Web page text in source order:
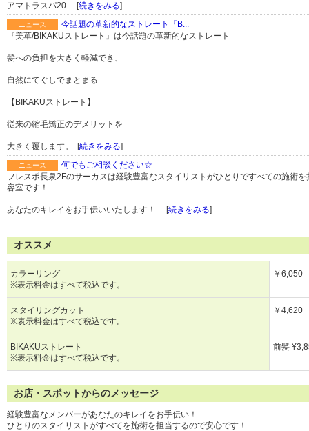
アマトラスパ20... [続きをみる]
ニュース
今話題の革新的なストレート『B...
『美革/BIKAKUストレート』は今話題の革新的なストレート
髪への負担を大きく軽減でき、
自然にてぐしでまとまる
【BIKAKUストレート】
従来の縮毛矯正のデメリットを
大きく覆します。 [続きをみる]
ニュース
何でもご相談ください☆
フレスポ長泉2Fのサーカスは経験豊富なスタイリストがひとりですべての施術
容室です！
あなたのキレイをお手伝いいたします！... [続きをみる]
オススメ
カラーリング
※表示料金はすべて税込です。
￥6,050
スタイリングカット
※表示料金はすべて税込です。
￥4,620
BIKAKUストレート
※表示料金はすべて税込です。
前髪
お店・スポットからのメッセージ
経験豊富なメンバーがあなたのキレイをお手伝い！
ひとりのスタイリストがすべてを施術を担当するので安心です！